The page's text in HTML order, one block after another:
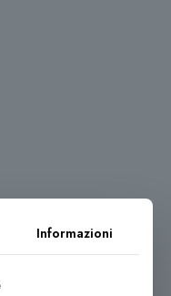
Informazioni